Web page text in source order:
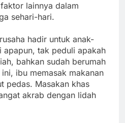
lainnya dalam
sehari-hari.
hadir untuk anak-
apapun, tak peduli apakah
bahkan sudah berumah
ibu memasak makanan
pedas. Masakan khas
akrab dengan lidah